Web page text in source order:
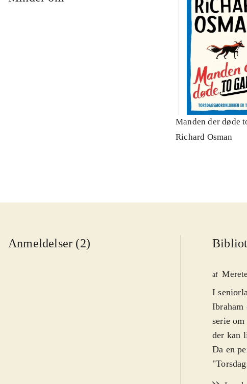
Manden der døde
Richard Osman
Anmeldelser (2)
af
I
Ibraham
serie
der kan
Da en